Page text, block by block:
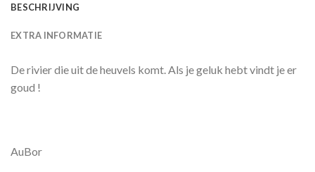
BESCHRIJVING
EXTRA INFORMATIE
De rivier die uit de heuvels komt. Als je geluk hebt vindt je er
goud !
AuBor